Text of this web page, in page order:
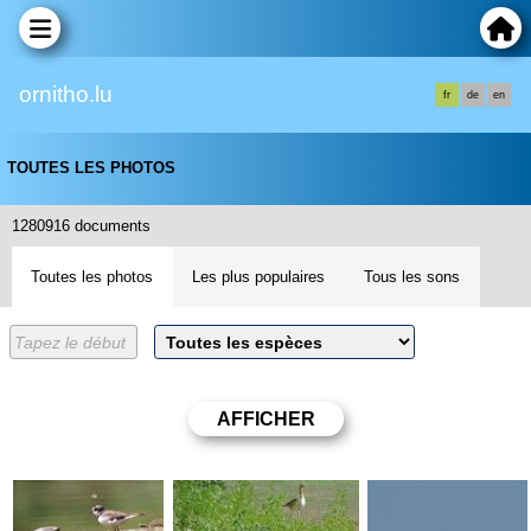
ornitho.lu fr de en
TOUTES LES PHOTOS
1280916 documents
Toutes les photos Les plus populaires Tous les sons